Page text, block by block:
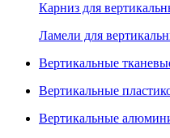
Карниз для
Ламели для
Вертикальные
Вертикальные
Вертикальные